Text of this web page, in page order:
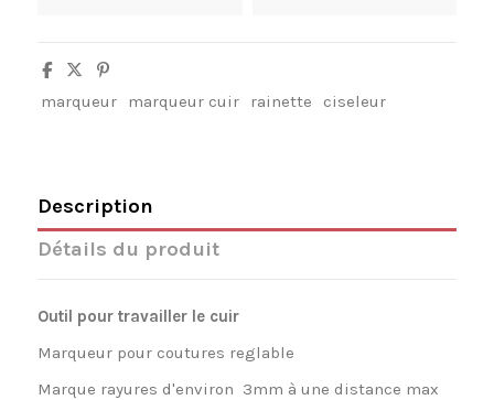
marqueur marqueur cuir rainette ciseleur
Description
Détails du produit
Outil pour travailler le cuir
Marqueur pour coutures reglable
Marque rayures d'environ 3mm à une distance max